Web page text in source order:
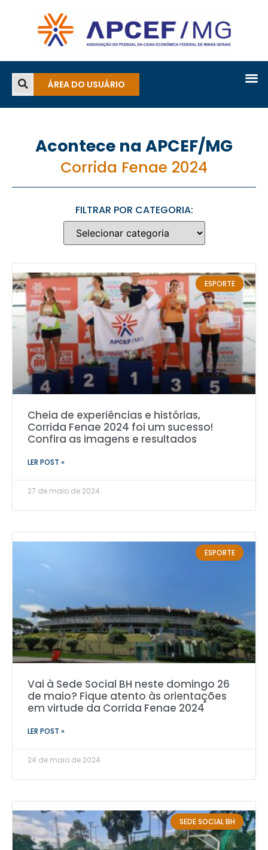
ÁREA DO USUÁRIO
Acontece na APCEF/MG
Corrida Fenae 2024
FILTRAR POR CATEGORIA:
ESPORTE
Cheia de experiências e histórias,
Corrida Fenae 2024 foi um sucesso!
Confira as imagens e resultados
LER POST »
27 de maio de 2024
ESPORTE
Vai à Sede Social BH neste domingo 26
de maio? Fique atento às orientações
em virtude da Corrida Fenae 2024
LER POST »
24 de maio de 2024
SEDE SOCIAL BH